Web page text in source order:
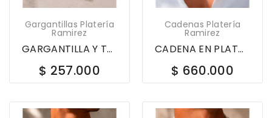
Gargantillas Platería
Ramirez
GARGANTILLA Y TOPOS EN PLATA LEY 925 TREBOL CON...
$ 257.000
Cadenas Platería
Ramirez
CADENA EN PLATA LEY 925 60CM OJO DE PERDIZ 611845
$ 660.000